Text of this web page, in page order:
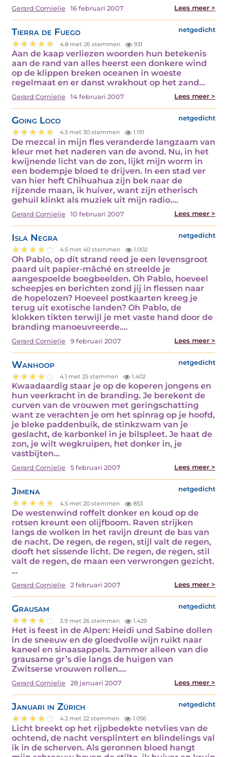
Gerard Cornielje 16 februari 2007 Lees meer >
Tierra de Fuego netgedicht
4.8 met 26 stemmen 931
Aan de kaap verliezen woorden hun betekenis
aan de rand van alles heerst een donkere wind
op de klippen breken oceanen in woeste
regelmaat en er danst wrakhout op het zand…
Gerard Cornielje 14 februari 2007 Lees meer >
Going Loco netgedicht
4.5 met 30 stemmen 1.191
De mezcal in mijn fles veranderde langzaam van
kleur met het naderen van de avond. Nu, in het
kwijnende licht van de zon, lijkt mijn worm in
een bodempje bloed te drijven. In een stad ver
van hier heft Chihuahua zijn bek naar de
rijzende maan, ik huiver, want zijn etherisch
gehuil klinkt als muziek uit mijn radio.…
Gerard Cornielje 10 februari 2007 Lees meer >
Isla Negra netgedicht
4.5 met 40 stemmen 1.002
Oh Pablo, op dit strand reed je een levensgroot
paard uit papier-mâché en streelde je
aangespoelde boegbeelden. Oh Pablo, hoeveel
scheepjes en berichten zond jij in flessen naar
de hopelozen? Hoeveel postkaarten kreeg je
terug uit exotische landen? Oh Pablo, de
klokken tikten terwijl je met vaste hand door de
branding manoeuvreerde.…
Gerard Cornielje 9 februari 2007 Lees meer >
Wanhoop netgedicht
4.1 met 25 stemmen 1.402
Kwaadaardig staar je op de koperen jongens en
hun veerkracht in de branding. Je berekent de
curven van de vrouwen met geringschatting
want ze verachten je om het spinrag op je hoofd,
je bleke paddenbuik, de stinkzwam van je
geslacht, de karbonkel in je bilspleet. Je haat de
zon, je wilt wegkruipen, het donker in, je
vastbijten…
Gerard Cornielje 5 februari 2007 Lees meer >
Jimena netgedicht
4.5 met 20 stemmen 853
De westenwind roffelt donker en koud op de
rotsen kreunt een olijfboom. Raven strijken
langs de wolken in het ravijn dreunt de bas van
de nacht. De regen, de regen, stijl valt de regen,
dooft het sissende licht. De regen, de regen, stil
valt de regen, de maan een verwrongen gezicht.
…
Gerard Cornielje 2 februari 2007 Lees meer >
Grausam netgedicht
3.9 met 26 stemmen 1.429
Het is feest in de Alpen: Heidi und Sabine dollen
in de sneeuw en de gloedvolle wijn ruikt naar
kaneel en sinaasappels. Jammer alleen van die
grausame gr’s die langs de huigen van
Zwitserse vrouwen rollen.…
Gerard Cornielje 28 januari 2007 Lees meer >
Januari in Zürich netgedicht
4.2 met 22 stemmen 1.056
Licht breekt op het rijpbedekte netvlies van de
ochtend, de nacht versplintert en blindelings val
ik in de scherven. Als geronnen bloed hangt